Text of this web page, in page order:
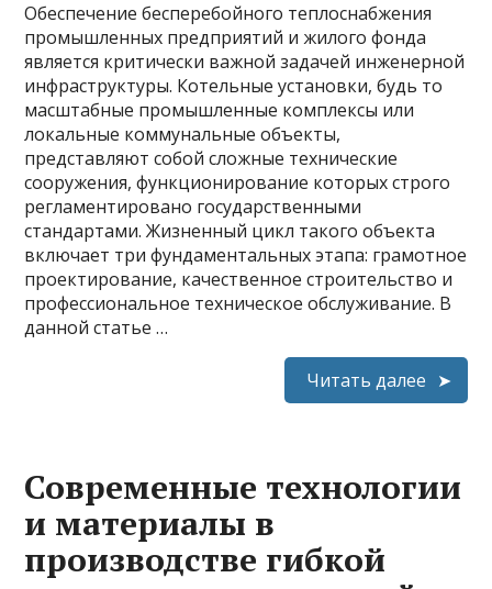
Обеспечение бесперебойного теплоснабжения
промышленных предприятий и жилого фонда
является критически важной задачей инженерной
инфраструктуры. Котельные установки, будь то
масштабные промышленные комплексы или
локальные коммунальные объекты,
представляют собой сложные технические
сооружения, функционирование которых строго
регламентировано государственными
стандартами. Жизненный цикл такого объекта
включает три фундаментальных этапа: грамотное
проектирование, качественное строительство и
профессиональное техническое обслуживание. В
данной статье …
Читать далее
Современные технологии
и материалы в
производстве гибкой